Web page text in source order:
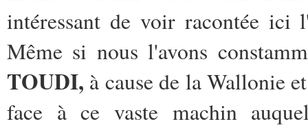
intéressant de voir racontée ici
Même si nous l'avons
TOUDI, à cause de la Wallonie
face à ce vaste machin